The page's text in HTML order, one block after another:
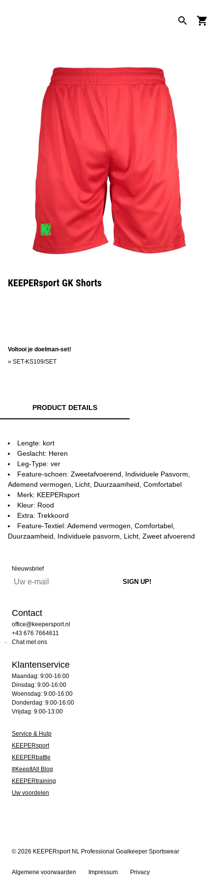
KEEPERsport GK Shorts
Voltooi je doelman-set!
» SET-KS109/SET
PRODUCT DETAILS
Lengte: kort
Geslacht: Heren
Leg-Type: ver
Feature-schoen: Zweetafvoerend, Individuele Pasvorm,
Ademend vermogen, Licht, Duurzaamheid, Comfortabel
Merk: KEEPERsport
Kleur: Rood
Extra: Trekkoord
Feature-Textiel: Ademend vermogen, Comfortabel,
Duurzaamheid, Individuele pasvorm, Licht, Zweet afvoerend
Nieuwsbrief
Contact
office@keepersport.nl
+43 676 7664611
Chat met ons
Klantenservice
Maandag: 9:00-16:00
Dinsdag: 9:00-16:00
Woensdag: 9:00-16:00
Donderdag: 9:00-16:00
Vrijdag: 9:00-13:00
Service & Hulp
KEEPERsport
KEEPERbattle
#KeepItAll Blog
KEEPERtraining
Uw voordelen
© 2026 KEEPERsport NL Professional Goalkeeper Sportswear
Algemene voorwaarden Impressum Privacy